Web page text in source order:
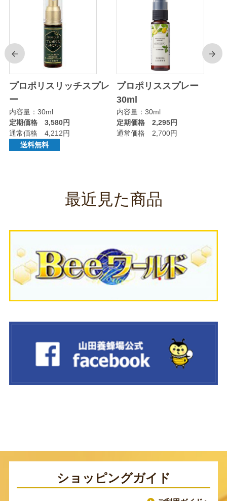
前
プロポリスリッチスプレ
ー
内容量：30ml
定期価格 3,580円
通常価格 4,212円
送料無料
プロポリススプレー
30ml
内容量：30ml
定期価格 2,295円
通常価格 2,700円
次
最近見た商品
ショッピングガイド